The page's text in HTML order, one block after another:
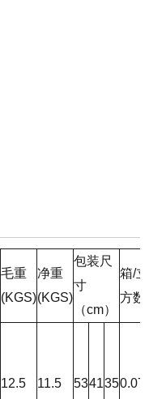
毛重
(KGS)
净重
(KGS)
包装尺
寸
（cm）
箱/立
方数
12.5 11.5 534135